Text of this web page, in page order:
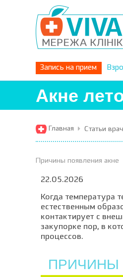
Запись на прием
Акне
Главная Статьи
Причины появления акне
22.05.2026
Когда температура
естественным
контактирует с
закупорке пор, в
процессов.
ПРИЧИНЫ